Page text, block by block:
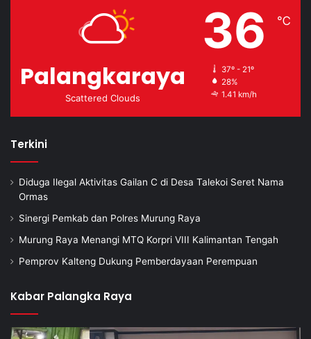
Palangkaraya
Scattered Clouds
36 ℃
37º - 21º
28%
1.41 km/h
Terkini
Diduga Ilegal Aktivitas Gailan C di Desa Talekoi Seret Nama
Ormas
Sinergi Pemkab dan Polres Murung Raya
Murung Raya Menangi MTQ Korpri VIII Kalimantan Tengah
Pemprov Kalteng Dukung Pemberdayaan Perempuan
Kabar Palangka Raya